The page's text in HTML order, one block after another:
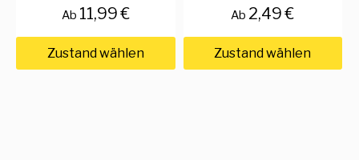
Ab 11,99 €
Zustand wählen
Ab 2,49 €
Zustand wählen